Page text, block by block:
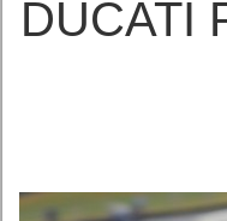
DUCATI